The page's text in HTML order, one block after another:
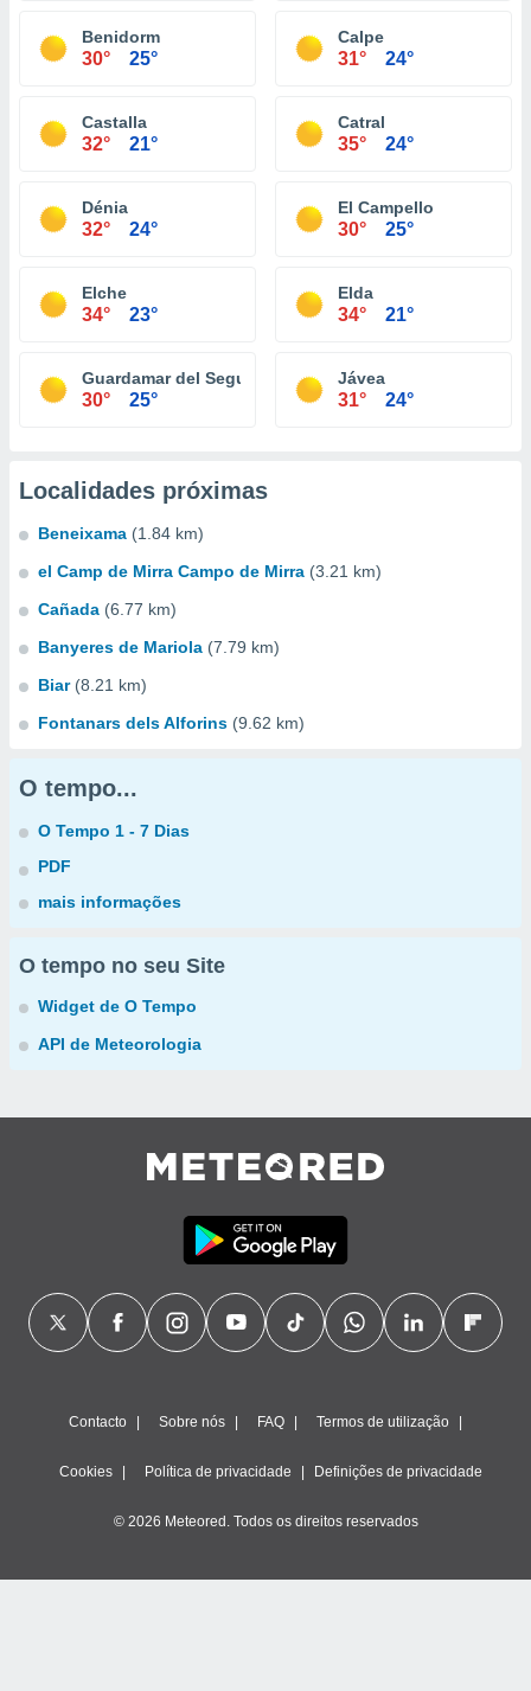
Benidorm
30° 25°
Calpe
31° 24°
Castalla
32° 21°
Catral
35° 24°
Dénia
32° 24°
El Campello
30° 25°
Elche
34° 23°
Elda
34° 21°
Guardamar del Segura
30° 25°
Jávea
31° 24°
Localidades próximas
Beneixama (1.84 km)
el Camp de Mirra Campo de Mirra (3.21 km)
Cañada (6.77 km)
Banyeres de Mariola (7.79 km)
Biar (8.21 km)
Fontanars dels Alforins (9.62 km)
O tempo...
O Tempo 1 - 7 Dias
PDF
mais informações
O tempo no seu Site
Widget de O Tempo
API de Meteorologia
Contacto Sobre nós FAQ Termos de utilização
Cookies Política de privacidade Definições de privacidade
© 2026 Meteored. Todos os direitos reservados